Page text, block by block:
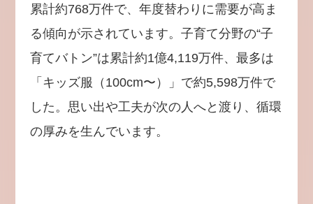
累計約768万件で、年度替わりに需要が高ま
る傾向が示されています。子育て分野の“子
育てバトン”は累計約1億4,119万件、最多は
「キッズ服（100cm〜）」で約5,598万件で
した。思い出や工夫が次の人へと渡り、循環
の厚みを生んでいます。